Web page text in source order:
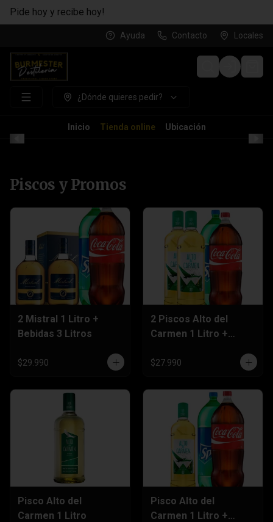
Pide hoy y recibe hoy!
Ayuda Contacto Locales
Login
¿Dónde quieres pedir?
Inicio Tienda online Ubicación
Piscos y Promos
2 Mistral 1 Litro +
Bebidas 3 Litros
$29.990
2 Piscos Alto del
Carmen 1 Litro +
$27.990
Pisco Alto del
Carmen 1 Litro
Pisco Alto del
Carmen 1 Litro +